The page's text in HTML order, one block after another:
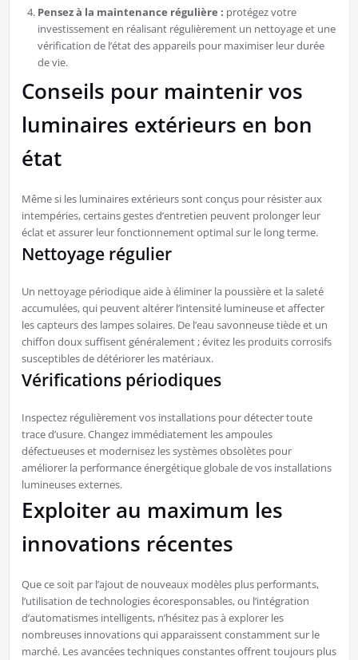
Pensez à la maintenance régulière : protégez votre
investissement en réalisant régulièrement un nettoyage et une
vérification de l’état des appareils pour maximiser leur durée
de vie.
Conseils pour maintenir vos
luminaires extérieurs en bon
état
Même si les luminaires extérieurs sont conçus pour résister aux
intempéries, certains gestes d’entretien peuvent prolonger leur
éclat et assurer leur fonctionnement optimal sur le long terme.
Nettoyage régulier
Un nettoyage périodique aide à éliminer la poussière et la saleté
accumulées, qui peuvent altérer l’intensité lumineuse et affecter
les capteurs des lampes solaires. De l’eau savonneuse tiède et un
chiffon doux suffisent généralement ; évitez les produits corrosifs
susceptibles de détériorer les matériaux.
Vérifications périodiques
Inspectez régulièrement vos installations pour détecter toute
trace d’usure. Changez immédiatement les ampoules
défectueuses et modernisez les systèmes obsolètes pour
améliorer la performance énergétique globale de vos installations
lumineuses externes.
Exploiter au maximum les
innovations récentes
Que ce soit par l’ajout de nouveaux modèles plus performants,
l’utilisation de technologies écoresponsables, ou l’intégration
d’automatismes intelligents, n’hésitez pas à explorer les
nombreuses innovations qui apparaissent constamment sur le
marché. Les avancées techniques constantes offrent toujours plus